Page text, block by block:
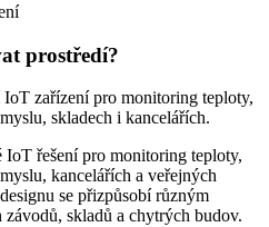
prostředí?
zařízení pro monitoring teploty,
skladech i kancelářích.
řešení pro monitoring teploty,
kancelářích a veřejných
se přizpůsobí různým
skladů a chytrých budov.